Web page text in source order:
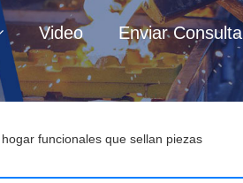
Video Enviar Consulta
funcionales que sellan piezas